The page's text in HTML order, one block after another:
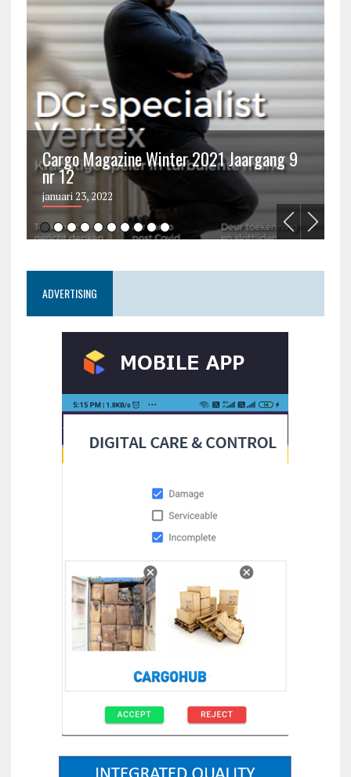
Cargo Magazine Winter 2021 Jaargang 9
nr 12
januari 23, 2022
ADVERTISING